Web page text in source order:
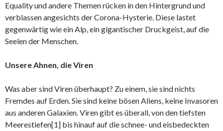
Equality und andere Themen rücken in den Hintergrund und
verblassen angesichts der Corona-Hysterie. Diese lastet
gegenwärtig wie ein Alp, ein gigantischer Druckgeist, auf die
Seelen der Menschen.
Unsere Ahnen, die Viren
Was aber sind Viren überhaupt? Zu einem, sie sind nichts
Fremdes auf Erden. Sie sind keine bösen Aliens, keine Invasoren
aus anderen Galaxien. Viren gibt es überall, von den tiefsten
Meerestiefen[1] bis hinauf auf die schnee- und eisbedeckten